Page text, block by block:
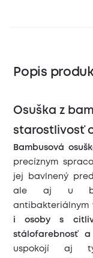
Popis
Osuška z
starostlivosť
Bambusová
precíznym
jej bavlnený
ale aj u
antibakteriálnym
i osoby s
stálofarebnosť a
uspokojí aj